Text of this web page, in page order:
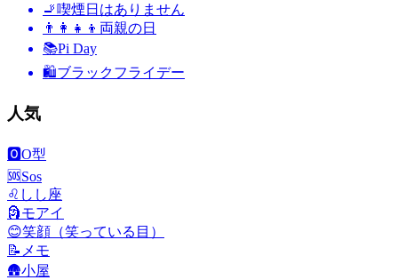
🚬 喫煙日はありません
👨‍👩‍👧‍👦 両親の日
📚Pi Day
🛍ブラックフライデー
人気
🅾️O型
🆘Sos
♌ しし座
🗿モアイ
😊笑顔（笑っている目）
📝 メモ
🛖小屋